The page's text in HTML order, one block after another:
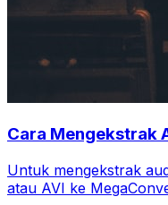
Cara Mengekstrak
Untuk mengekstrak
atau AVI ke